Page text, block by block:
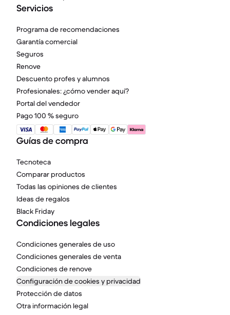
Servicios
Programa de recomendaciones
Garantía comercial
Seguros
Renove
Descuento profes y alumnos
Profesionales: ¿cómo vender aquí?
Portal del vendedor
Pago 100 % seguro
Guías de compra
Tecnoteca
Comparar productos
Todas las opiniones de clientes
Ideas de regalos
Black Friday
Condiciones legales
Condiciones generales de uso
Condiciones generales de venta
Condiciones de renove
Configuración de cookies y privacidad
Protección de datos
Otra información legal